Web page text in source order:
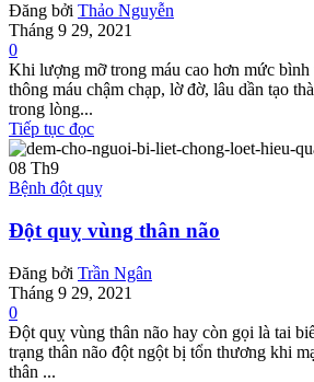
Đăng bởi Thảo Nguyễn
Tháng 9 29, 2021
0
Khi lượng mỡ trong máu cao hơn mức
thông máu chậm chạp, lờ đờ, lâu dần tạo
trong lòng...
Tiếp tục đọc
08 Th9
Bệnh đột quỵ
Đột quỵ vùng thân não
Đăng bởi Trần Ngân
Tháng 9 29, 2021
0
Đột quỵ vùng thân não hay còn gọi là tai
trạng thân não đột ngột bị tổn thương khi
thân ...